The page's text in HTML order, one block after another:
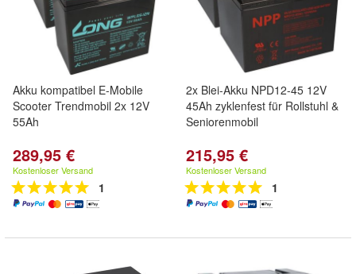
Akku kompatibel E-Mobile
Scooter Trendmobil 2x 12V
55Ah
289,95 €
Kostenloser Versand
1
2x Blei-Akku NPD12-45 12V
45Ah zyklenfest für Rollstuhl &
Seniorenmobil
215,95 €
Kostenloser Versand
1